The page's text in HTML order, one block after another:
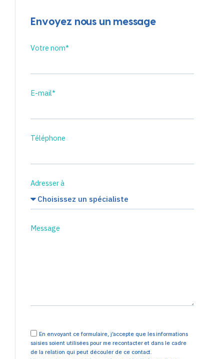
Envoyez nous un message
Votre nom*
E-mail*
Téléphone
Adresser à
Message
En envoyant ce formulaire, j’accepte que les informations
saisies soient utilisées pour me recontacter et dans le cadre
de la relation qui peut découler de ce contact.